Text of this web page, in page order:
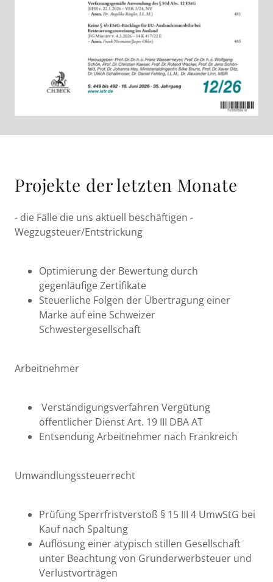
Projekte der letzten Monate
- die Fälle die uns aktuell beschäftigen -
Wegzugsteuer/Entstrickung
Optimierung der Bewertung durch
gegenläufige Zertifikate
Steuerliche Folgen der Übertragung einer
Marke auf eine Schweizer
Schwestergesellschaft
Arbeitnehmer
Verständigungsverfahren Vergütung
öffentlicher Dienst Art. 19 III DBA AT
Entsendung Arbeitnehmer nach Frankreich
Umwandlungssteuerrecht
Prüfung Sperrfristverstoß § 15 III 4 UmwStG bei
Kauf nach Spaltung
Auflösung einer atypisch stillen Gesellschaft
unter Beachtung von Grunderwerbsteuer und
Verlustvorträgen